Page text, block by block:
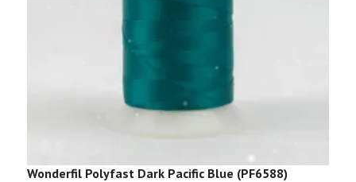
Wonderfil Polyfast Dark Pacific Blue (PF6588)